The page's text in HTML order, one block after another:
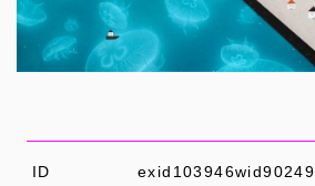
ID exid103946wid90249